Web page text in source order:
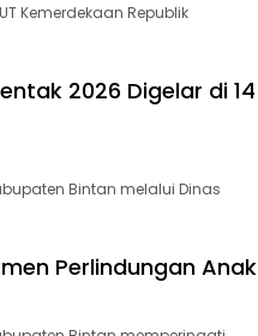
Kemerdekaan Republik
2026 Digelar di 14
Bintan melalui Dinas
Perlindungan Anak